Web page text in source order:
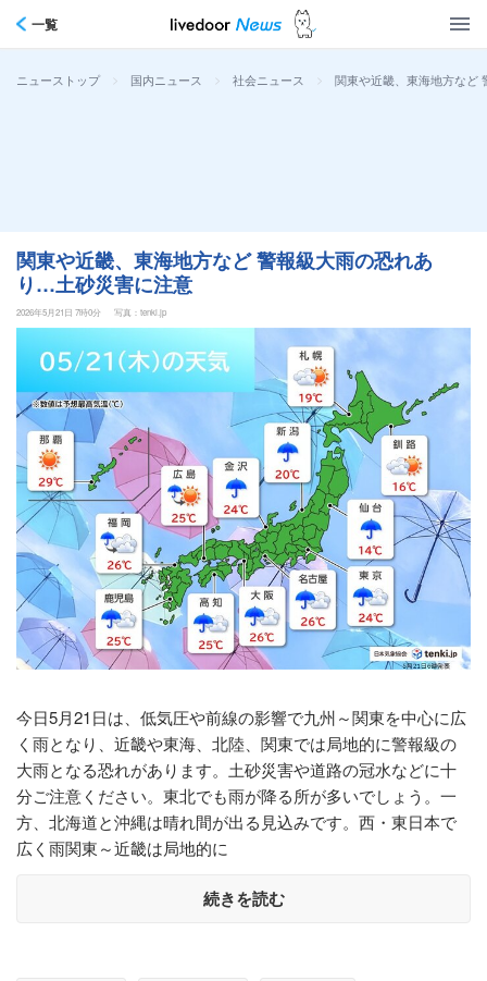
一覧
ニューストップ > 国内ニュース > 社会ニュース > 関東や近畿、東海地方など
関東や近畿、東海地方など 警報級大雨の恐れあ
り…土砂災害に注意
2026年5月21日 7時0分 写真：tenki.jp
今日5月21日は、低気圧や前線の影響で九州～関東を中心に広
く雨となり、近畿や東海、北陸、関東では局地的に警報級の
大雨となる恐れがあります。土砂災害や道路の冠水などに十
分ご注意ください。東北でも雨が降る所が多いでしょう。一
方、北海道と沖縄は晴れ間が出る見込みです。西・東日本で
広く雨関東～近畿は局地的に
続きを読む